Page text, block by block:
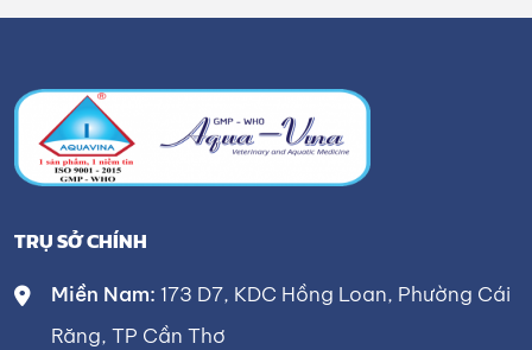
TRỤ SỞ CHÍNH
Miền Nam: 173 D7, KDC Hồng Loan, Phường Cái
Răng, TP Cần Thơ